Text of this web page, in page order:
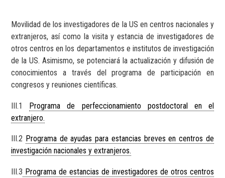
Movilidad de los investigadores de la US en centros nacionales y
extranjeros, así como la visita y estancia de investigadores de
otros centros en los departamentos e institutos de investigación
de la US. Asimismo, se potenciará la actualización y difusión de
conocimientos a través del programa de participación en
congresos y reuniones científicas.
III.1 Programa de perfeccionamiento postdoctoral en el
extranjero.
III.2 Programa de ayudas para estancias breves en centros de
investigación nacionales y extranjeros.
III.3 Programa de estancias de investigadores de otros centros